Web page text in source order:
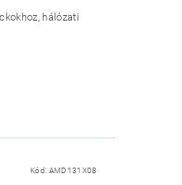
hálózati
Kód: AMD131X08